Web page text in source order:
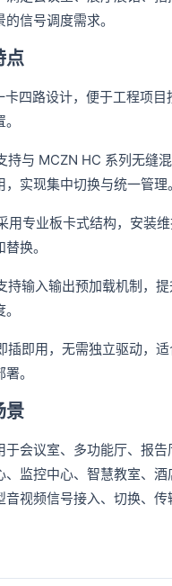
的信号调度需求。
点
四路设计，便于工程项目
与 MCZN HC 系列无缝混
，实现集中切换与统一管理。
专业板卡式结构，安装维
换。
输入输出预加载机制，提
即用，无需独立驱动，适
。
景
议室、多功能厅、报告
、监控中心、智慧教室、酒
音视频信号接入、切换、传